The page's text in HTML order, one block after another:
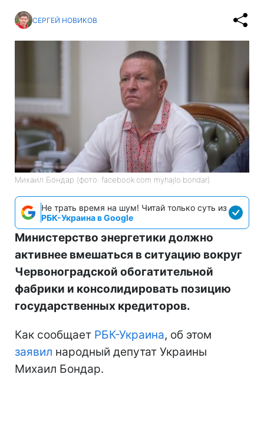
СЕРГЕЙ НОВИКОВ
Михаил Бондар (фото: facebook.com myhajlo.bondar)
Не трать время на шум! Читай только суть из
РБК-Украина в Google
Министерство энергетики должно
активнее вмешаться в ситуацию вокруг
Червоноградской обогатительной
фабрики и консолидировать позицию
государственных кредиторов.
Как сообщает РБК-Украина, об этом
заявил народный депутат Украины
Михаил Бондар.